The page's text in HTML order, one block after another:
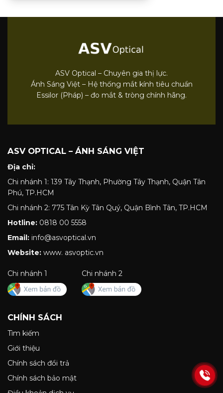
ASV Optical – Chuyên gia thị lực.
Ánh Sáng Việt – Hệ thống mắt kính tiêu chuẩn
Essilor (Pháp) – đo mắt & tròng chính hãng.
ASV OPTICAL – ÁNH SÁNG VIỆT
Địa chỉ:
Chi nhánh 1: 139 Tây Thạnh, Phường Tây Thạnh, Quận Tân
Phú, TP.HCM
Chi nhánh 2: 775 Tân Kỳ Tân Quý, Quận Bình Tân, TP.HCM
Hotline: 0818 00 5558
Email: info@asvoptical.vn
Website: www. asvoptic.vn
Chi nhánh 1 Chi nhánh 2
CHÍNH SÁCH
Tìm kiếm
Giới thiệu
Chính sách đổi trả
Chính sách bảo mật